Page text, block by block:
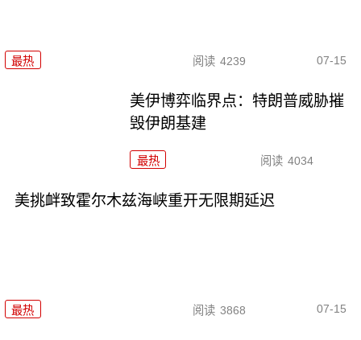
最热 阅读 4239 07-15
美伊博弈临界点：特朗普威胁摧
毁伊朗基建
最热 阅读 4034
美挑衅致霍尔木兹海峡重开无限期延迟
最热 阅读 3868 07-15